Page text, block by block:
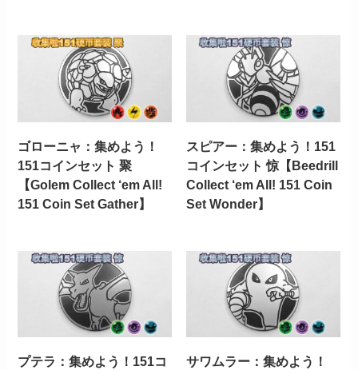
ゴローニャ：集めよう！
151コインセット 聚
【Golem Collect ‘em All!
151 Coin Set Gather】
スピアー：集めよう！151
コインセット 惊【Beedrill
Collect ‘em All! 151 Coin
Set Wonder】
プテラ：集めよう！151コ
サワムラー：集めよう！